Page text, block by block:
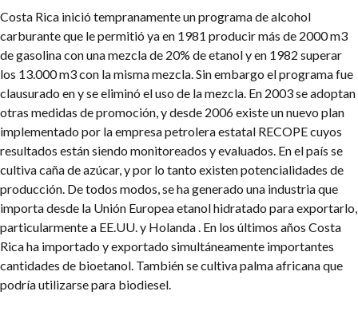
Costa Rica inició tempranamente un programa de alcohol
carburante que le permitió ya en 1981 producir más de 2000 m3
de gasolina con una mezcla de 20% de etanol y en 1982 superar
los 13.000 m3 con la misma mezcla. Sin embargo el programa fue
clausurado en y se eliminó el uso de la mezcla. En 2003 se adoptan
otras medidas de promoción, y desde 2006 existe un nuevo plan
implementado por la empresa petrolera estatal RECOPE cuyos
resultados están siendo monitoreados y evaluados. En el país se
cultiva caña de azúcar, y por lo tanto existen potencialidades de
producción. De todos modos, se ha generado una industria que
importa desde la Unión Europea etanol hidratado para exportarlo,
particularmente a EE.UU. y Holanda . En los últimos años Costa
Rica ha importado y exportado simultáneamente importantes
cantidades de bioetanol. También se cultiva palma africana que
podría utilizarse para biodiesel.